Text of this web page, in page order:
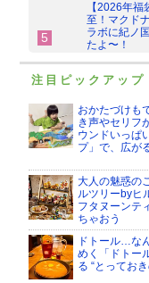
【2026年
至！マクド
ラボに紀ノ
たよ〜！
注目ピックアップ
おかたづけも
き声やセリフ
ウンドいっぱ
プ」で、広が
大人の魅惑の
ルツリーbyヒ
フタヌーンテ
ちゃおう
ドトール…な
めく「ドトー
る “とってお